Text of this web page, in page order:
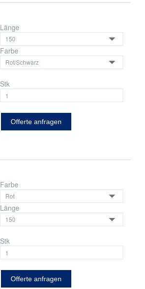
Länge
Farbe
Stk
Offerte anfragen
Farbe
Länge
Stk
Offerte anfragen